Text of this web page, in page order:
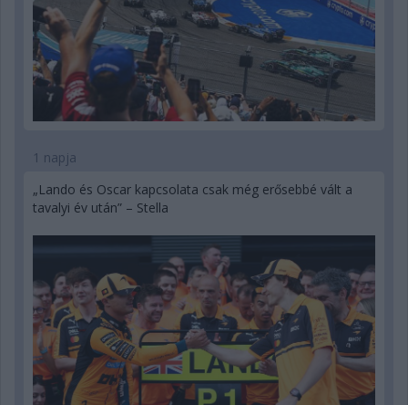
1 napja
„Lando és Oscar kapcsolata csak még erősebbé vált a
tavalyi év után” – Stella